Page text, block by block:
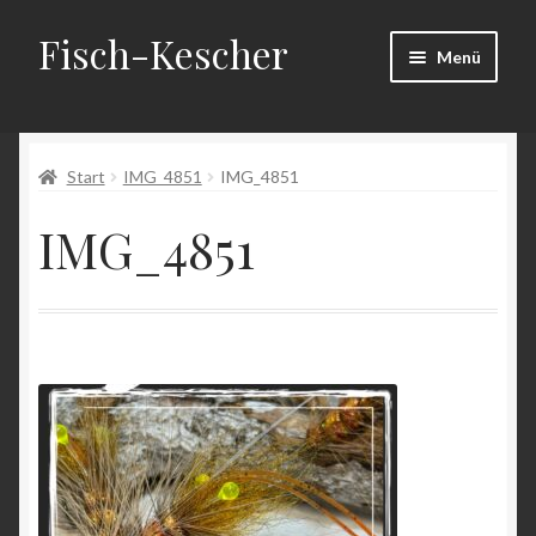
Zur
Navigation
Zum
Inhalt
Fisch-Kescher Menü
AGB
Datenschutzerklärung
Echtheit von Bewertungen
Kasse
Mein Konto
Start IMG_4851 IMG_4851
IMG_4851